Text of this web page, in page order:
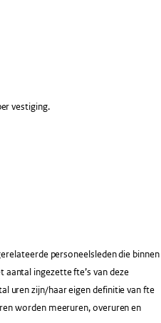
vestiging.
personeelsleden die binnen
ingezette fte’s van deze
uren zijn/haar eigen definitie van fte
worden meeruren, overuren en